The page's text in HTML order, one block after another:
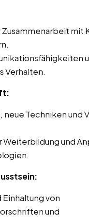
Zusammenarbeit mit
Verhalten.
Techniken und
und
Einhaltung von
und